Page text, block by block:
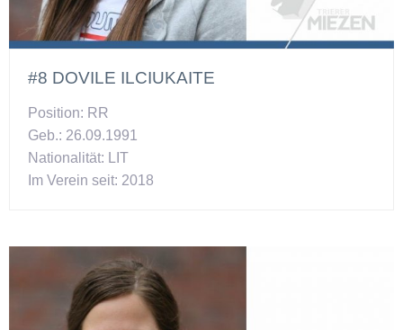
#8 DOVILE ILCIUKAITE
Position: RR
Geb.: 26.09.1991
Nationalität: LIT
Im Verein seit: 2018